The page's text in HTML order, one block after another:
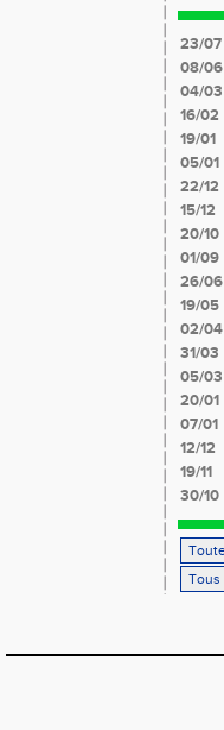
23/07
08/06
04/03
16/02
19/01
05/01
22/12
15/12
20/10
01/09
26/06
19/05
02/04
31/03
05/03
20/01
07/01
12/12
19/11
30/10